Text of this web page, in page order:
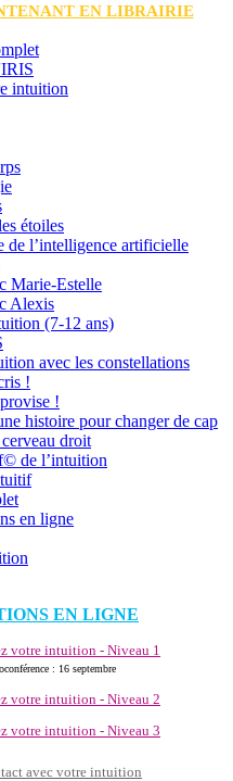
EN LIBRAIRIE
intuition
étoiles
de l’intelligence artificielle
Marie-Estelle
Alexis
(7-12 ans)
avec les constellations
!
!
histoire pour changer de cap
droit
de l’intuition
en ligne
EN LIGNE
votre intuition - Niveau 1
: 16 septembre
votre intuition - Niveau 2
votre intuition - Niveau 3
avec votre intuition